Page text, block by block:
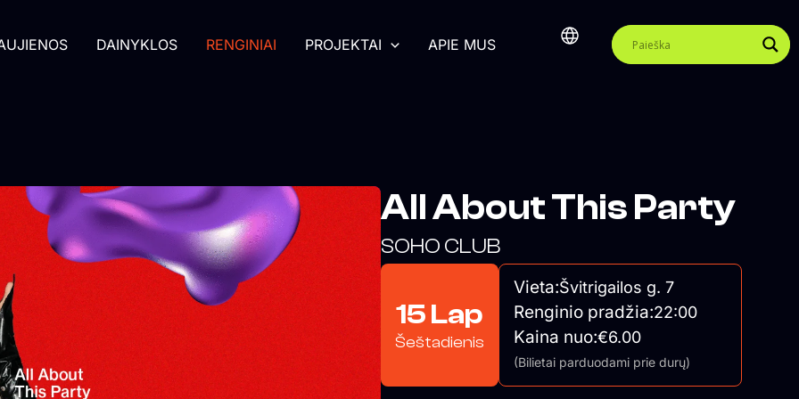
DAINYKLOS RENGINIAI PROJEKTAI APIE MUS
All About This Party
SOHO CLUB
15 Lap
Šeštadienis
Vieta:Švitrigailos g. 7
Renginio pradžia:22:00
Kaina nuo:€6.00
(Bilietai parduodami prie durų)